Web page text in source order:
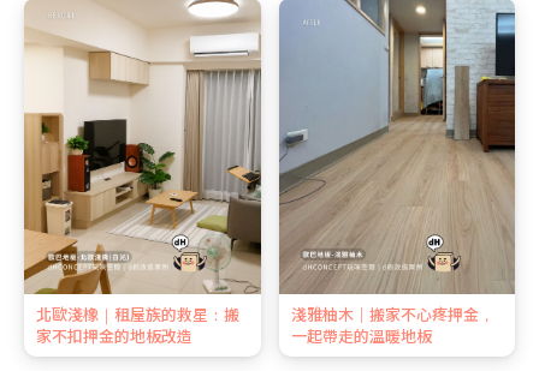
北歐淺橡｜租屋族的救星：搬
家不扣押金的地板改造
淺雅柚木｜搬家不心疼押金，
一起帶走的溫暖地板